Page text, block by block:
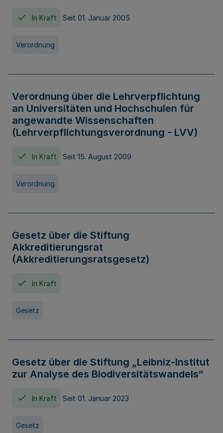
In Kraft Seit 01. Januar 2005
Verordnung
Verordnung über die Lehrverpflichtung
an Universitäten und Hochschulen für
angewandte Wissenschaften
(Lehrverpflichtungsverordnung - LVV)
In Kraft Seit 15. August 2009
Verordnung
Gesetz über die Stiftung
Akkreditierungsrat
(Akkreditierungsratsgesetz)
In Kraft
Gesetz
Gesetz über die Stiftung „Leibniz-Institut
zur Analyse des Biodiversitätswandels“
In Kraft Seit 01. Januar 2023
Gesetz